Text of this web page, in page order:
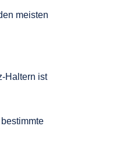
meisten
Haltern ist